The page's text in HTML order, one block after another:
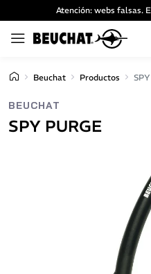
Atención: webs falsas.
Beuchat Productos
BEUCHAT
SPY PURGE